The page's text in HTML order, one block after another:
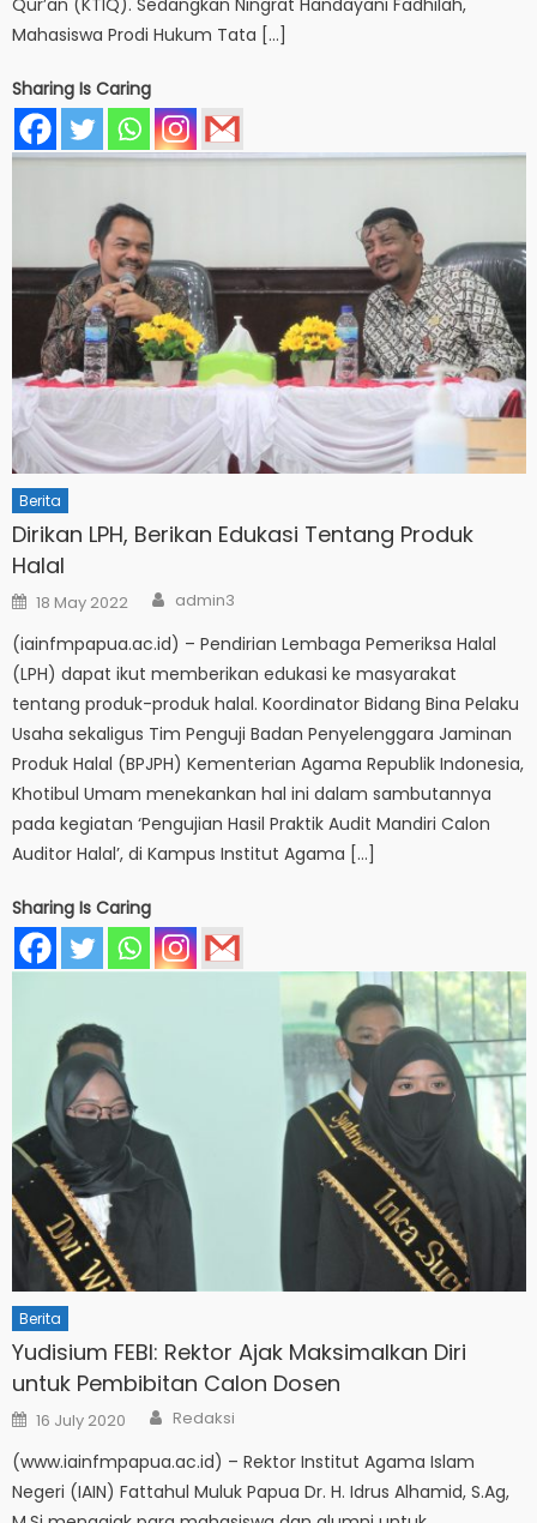
Mahasiswa Prodi Hukum Tata […]
Sharing Is Caring
Berita
Dirikan LPH, Berikan Edukasi Tentang Produk
Halal
Posted
on
18 May 2022 Author
admin3
(iainfmpapua.ac.id) – Pendirian Lembaga Pemeriksa Halal
(LPH) dapat ikut memberikan edukasi ke masyarakat
tentang produk-produk halal. Koordinator Bidang Bina Pelaku
Usaha sekaligus Tim Penguji Badan Penyelenggara Jaminan
Produk Halal (BPJPH) Kementerian Agama Republik Indonesia,
Khotibul Umam menekankan hal ini dalam sambutannya
pada kegiatan ‘Pengujian Hasil Praktik Audit Mandiri Calon
Auditor Halal’, di Kampus Institut Agama […]
Sharing Is Caring
Berita
Yudisium FEBI: Rektor Ajak Maksimalkan Diri
untuk Pembibitan Calon Dosen
Posted
on
16 July 2020 Author
Redaksi
(www.iainfmpapua.ac.id) – Rektor Institut Agama Islam
Negeri (IAIN) Fattahul Muluk Papua Dr. H. Idrus Alhamid, S.Ag,